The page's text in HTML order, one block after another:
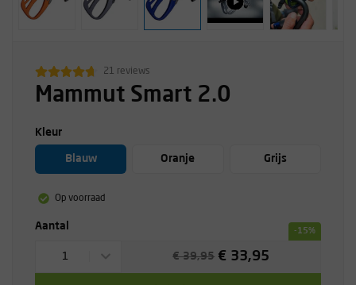
21 reviews
Mammut Smart 2.0
Kleur
Blauw Oranje Grijs
Op voorraad
Aantal -15%
1 € 39,95 € 33,95